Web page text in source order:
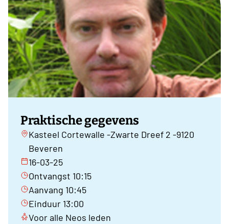
Praktische gegevens
Kasteel Cortewalle -Zwarte Dreef 2 -9120
Beveren
16-03-25
Ontvangst 10:15
Aanvang 10:45
Einduur 13:00
Voor alle Neos leden